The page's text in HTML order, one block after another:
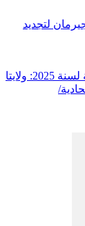
لتجديد
ألعاب القوى/ أماكن إجراء البطولات الوطنية لسنة 2025: ولايتا